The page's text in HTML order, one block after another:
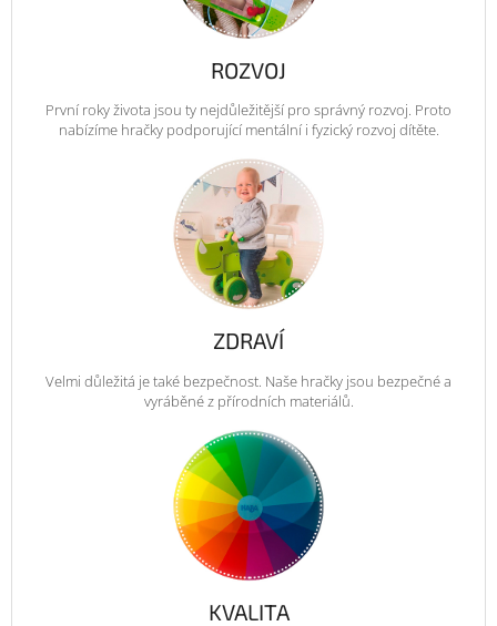
ROZVOJ
První roky života jsou ty nejdůležitější pro správný rozvoj. Proto
nabízíme hračky podporující mentální i fyzický rozvoj dítěte.
ZDRAVÍ
Velmi důležitá je také bezpečnost. Naše hračky jsou bezpečné a
vyráběné z přírodních materiálů.
KVALITA